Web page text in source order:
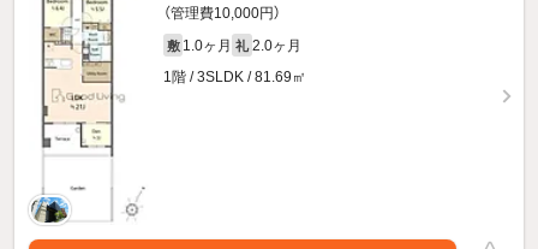
（管理費10,000円）
敷 1.0ヶ月 礼 2.0ヶ月
1階 / 3SLDK / 81.69㎡